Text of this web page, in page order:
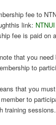
fee to
link:
fee is paid on
that you
to
that you
to
training sessions.